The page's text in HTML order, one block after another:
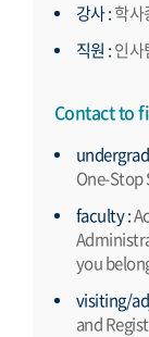
강사 :학사
직원 :인사
Contact to
One-Stop
faculty :
you
visiting/
and